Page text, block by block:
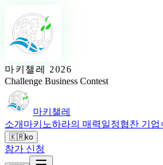
마키챌레 2026
Challenge Business Contest
마키챌레
소개 마키노하라의 매력일정협찬 기업
🇰🇷ko
참가 신청